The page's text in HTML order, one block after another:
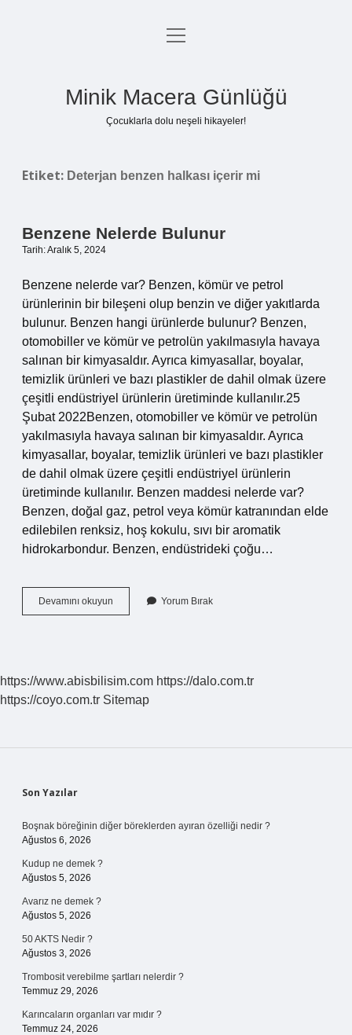
Anasayfa
menüyü
Minik Macera Günlüğü
Çocuklarla dolu neşeli hikayeler!
Etiket: Deterjan benzen halkası içerir mi
Benzene Nelerde Bulunur
Tarih: Aralık 5, 2024
Benzene nelerde var? Benzen, kömür ve petrol
ürünlerinin bir bileşeni olup benzin ve diğer yakıtlarda
bulunur. Benzen hangi ürünlerde bulunur? Benzen,
otomobiller ve kömür ve petrolün yakılmasıyla havaya
salınan bir kimyasaldır. Ayrıca kimyasallar, boyalar,
temizlik ürünleri ve bazı plastikler de dahil olmak üzere
çeşitli endüstriyel ürünlerin üretiminde kullanılır.25
Şubat 2022Benzen, otomobiller ve kömür ve petrolün
yakılmasıyla havaya salınan bir kimyasaldır. Ayrıca
kimyasallar, boyalar, temizlik ürünleri ve bazı plastikler
de dahil olmak üzere çeşitli endüstriyel ürünlerin
üretiminde kullanılır. Benzen maddesi nelerde var?
Benzen, doğal gaz, petrol veya kömür katranından elde
edilebilen renksiz, hoş kokulu, sıvı bir aromatik
hidrokarbondur. Benzen, endüstrideki çoğu…
Devamını okuyun Benzene
Nelerde
Yorum Bırak
https://www.abisbilisim.com https://dalo.com.tr
https://coyo.com.tr Sitemap
Sidebar
Son Yazılar
Boşnak böreğinin diğer böreklerden ayıran özelliği nedir ?
Ağustos 6, 2026
Kudup ne demek ?
Ağustos 5, 2026
Avarız ne demek ?
Ağustos 5, 2026
50 AKTS Nedir ?
Ağustos 3, 2026
Trombosit verebilme şartları nelerdir ?
Temmuz 29, 2026
Karıncaların organları var mıdır ?
Temmuz 24, 2026